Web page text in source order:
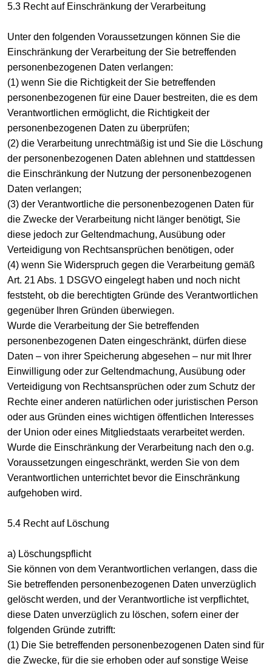
5.3 Recht auf Einschränkung der Verarbeitung
Unter den folgenden Voraussetzungen können Sie die
Einschränkung der Verarbeitung der Sie betreffenden
personenbezogenen Daten verlangen:
(1) wenn Sie die Richtigkeit der Sie betreffenden
personenbezogenen für eine Dauer bestreiten, die es dem
Verantwortlichen ermöglicht, die Richtigkeit der
personenbezogenen Daten zu überprüfen;
(2) die Verarbeitung unrechtmäßig ist und Sie die Löschung
der personenbezogenen Daten ablehnen und stattdessen
die Einschränkung der Nutzung der personenbezogenen
Daten verlangen;
(3) der Verantwortliche die personenbezogenen Daten für
die Zwecke der Verarbeitung nicht länger benötigt, Sie
diese jedoch zur Geltendmachung, Ausübung oder
Verteidigung von Rechtsansprüchen benötigen, oder
(4) wenn Sie Widerspruch gegen die Verarbeitung gemäß
Art. 21 Abs. 1 DSGVO eingelegt haben und noch nicht
feststeht, ob die berechtigten Gründe des Verantwortlichen
gegenüber Ihren Gründen überwiegen.
Wurde die Verarbeitung der Sie betreffenden
personenbezogenen Daten eingeschränkt, dürfen diese
Daten – von ihrer Speicherung abgesehen – nur mit Ihrer
Einwilligung oder zur Geltendmachung, Ausübung oder
Verteidigung von Rechtsansprüchen oder zum Schutz der
Rechte einer anderen natürlichen oder juristischen Person
oder aus Gründen eines wichtigen öffentlichen Interesses
der Union oder eines Mitgliedstaats verarbeitet werden.
Wurde die Einschränkung der Verarbeitung nach den o.g.
Voraussetzungen eingeschränkt, werden Sie von dem
Verantwortlichen unterrichtet bevor die Einschränkung
aufgehoben wird.
5.4 Recht auf Löschung
a) Löschungspflicht
Sie können von dem Verantwortlichen verlangen, dass die
Sie betreffenden personenbezogenen Daten unverzüglich
gelöscht werden, und der Verantwortliche ist verpflichtet,
diese Daten unverzüglich zu löschen, sofern einer der
folgenden Gründe zutrifft:
(1) Die Sie betreffenden personenbezogenen Daten sind für
die Zwecke, für die sie erhoben oder auf sonstige Weise